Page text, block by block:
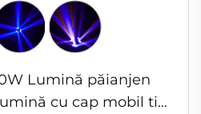
Lumină păianjen
cu cap mobil tip